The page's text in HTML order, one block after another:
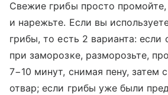
Свежие грибы просто
и нарежьте. Если вы
грибы, то есть 2 варианта:
при заморозке, разморозьте,
7−10 минут, снимая пену, затем
отвар; если грибы уже были